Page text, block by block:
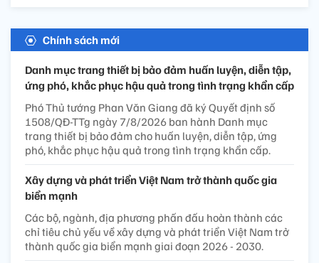
Chính sách mới
Danh mục trang thiết bị bảo đảm huấn luyện, diễn tập,
ứng phó, khắc phục hậu quả trong tình trạng khẩn cấp
Phó Thủ tướng Phan Văn Giang đã ký Quyết định số
1508/QĐ-TTg ngày 7/8/2026 ban hành Danh mục
trang thiết bị bảo đảm cho huấn luyện, diễn tập, ứng
phó, khắc phục hậu quả trong tình trạng khẩn cấp.
Xây dựng và phát triển Việt Nam trở thành quốc gia
biển mạnh
Các bộ, ngành, địa phương phấn đấu hoàn thành các
chỉ tiêu chủ yếu về xây dựng và phát triển Việt Nam trở
thành quốc gia biển mạnh giai đoạn 2026 - 2030.